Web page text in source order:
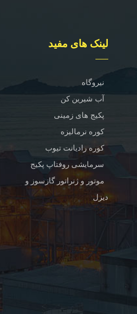
لینک های مفید
نیروگاه
آب شیرین کن
پکیج های زمینی
کوره نرمالیزه
کوره رادیانت تیوب
سرمایشی روفتاپ پکیج
موتور و ژنراتور گازسوز و
دیزل